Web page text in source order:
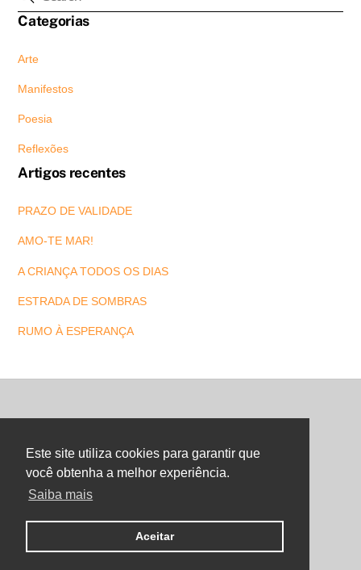
Este site utiliza cookies para garantir que
você obtenha a melhor experiência.
Saiba mais
Aceitar
Categorias
Arte
Manifestos
Poesia
Reflexões
Artigos recentes
PRAZO DE VALIDADE
AMO-TE MAR!
A CRIANÇA TODOS OS DIAS
ESTRADA DE SOMBRAS
RUMO À ESPERANÇA
Back
Top